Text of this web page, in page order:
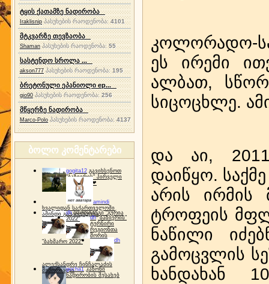
ტყის ქათამზე ნადირობა
Iraklisnip პასუხების რაოდენობა: 4101
მტკვარზე თევზაობა
Shaman პასუხების რაოდენობა:55
სასტენდო სროლა ...
akson777 პასუხების რაოდენობა:195
ბრეტონული ეპანიოლი ep...
gio90 პასუხების რაოდენობა:256
მწყერზე ნადირობა
Marco-Polo პასუხების რაოდენობა:4137
ბოლო კომენტარები
gogita12 გავიხსენოთ
"ბაზიერის" პირველი
ტურნირი ❤
amindi
ხვალიდან საქართველოში
ამინდი გაუარესდება
dh სპორტინგი "გურია
2022"
dh "ბაზიერის"
ტურნირი
რეგიონთა
შორის
"ბახმარო 2022"
dh
ალექსანდრე ჩინჩალაძის
მემორიალიgocha1 კანონი
ნადირობის შესახებ
კოლორადო-
ეს ირემი
ალბათ,
სიცოცხლე.
და აი,
დაიწყო.
არის ირმის
ტროფეის
ნაწილი
გამოცვლის
ხანდახან